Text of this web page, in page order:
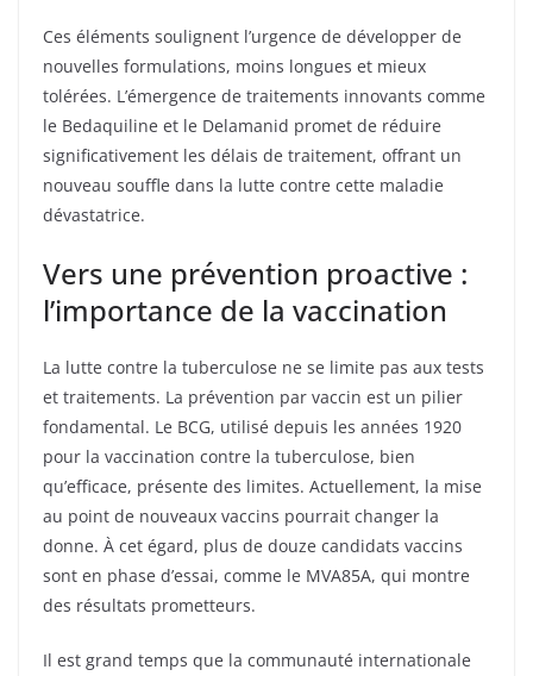
Ces éléments soulignent l’urgence de développer de
nouvelles formulations, moins longues et mieux
tolérées. L’émergence de traitements innovants comme
le Bedaquiline et le Delamanid promet de réduire
significativement les délais de traitement, offrant un
nouveau souffle dans la lutte contre cette maladie
dévastatrice.
Vers une prévention proactive :
l’importance de la vaccination
La lutte contre la tuberculose ne se limite pas aux tests
et traitements. La prévention par vaccin est un pilier
fondamental. Le BCG, utilisé depuis les années 1920
pour la vaccination contre la tuberculose, bien
qu’efficace, présente des limites. Actuellement, la mise
au point de nouveaux vaccins pourrait changer la
donne. À cet égard, plus de douze candidats vaccins
sont en phase d’essai, comme le MVA85A, qui montre
des résultats prometteurs.
Il est grand temps que la communauté internationale